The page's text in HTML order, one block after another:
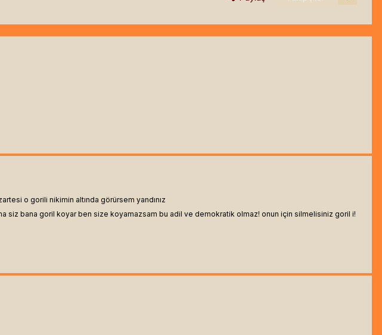
o gorili nikimin altında görürsem yandınız
siz bana goril koyar ben size koyamazsam bu adil ve demokratik olmaz! onun için silmelisiniz goril i!